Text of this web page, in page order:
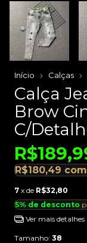
Início Calças
Calça
Brow
C/
R$180,49 com
7 x de R$32,80
5% de desconto
Ver mais detalhes
Tamanho: 38